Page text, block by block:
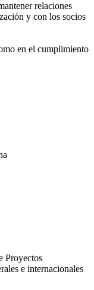
relaciones
y con los socios
en el cumplimiento
Proyectos
e internacionales